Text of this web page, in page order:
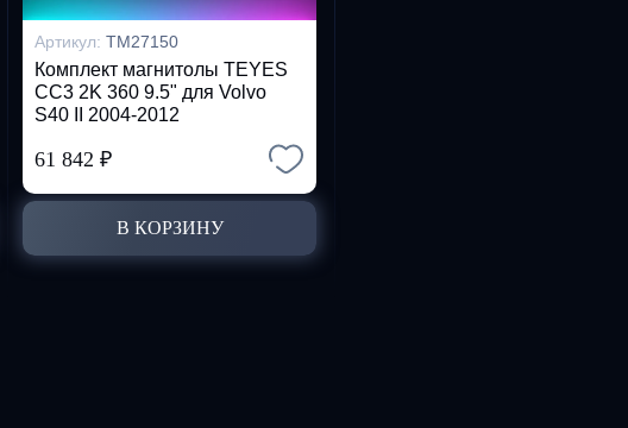
Артикул: TM27150
Комплект магнитолы TEYES
CC3 2K 360 9.5" для Volvo
S40 II 2004-2012
61 842 ₽
В КОРЗИНУ